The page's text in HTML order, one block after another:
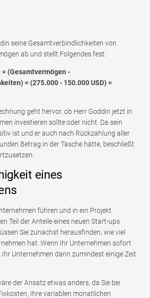
seine Gesamtverbindlichkeiten von
ab und stellt Folgendes fest:
(Gesamtvermögen -
= (275.000 - 150.000 USD) =
geht hervor, ob Herr Goddin jetzt in
investieren sollte oder nicht. Da sein
ist und er auch nach Rückzahlung aller
Betrag in der Tasche hätte, beschließt
eines
führen und in ein Projekt
Teil der Anteile eines neuen Start-ups
Sie zunächst herausfinden, wie viel
hat. Wenn Ihr Unternehmen sofort
Ihr Unternehmen dann zumindest einige Zeit
der Ansatz etwas anders, da Sie bei
Ihre variablen monatlichen